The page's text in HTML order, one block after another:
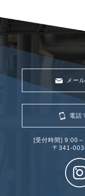
メー
電話
[受付時間] 9:00
〒